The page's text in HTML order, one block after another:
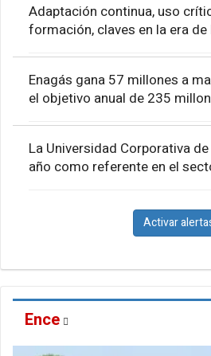
Adaptación continua, uso
formación, claves en la era
Enagás gana 57 millones a
el objetivo anual de 235
La Universidad Corporativa
año como referente en el
Activar
Ence